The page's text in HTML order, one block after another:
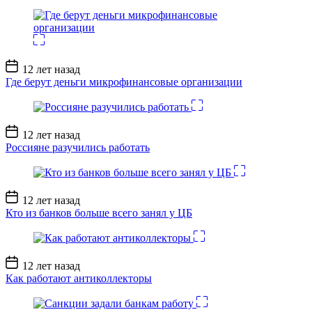
Дата
записи
12 лет назад
Где берут деньги микрофинансовые организации
Дата
записи
12 лет назад
Россияне разучились работать
Дата
записи
12 лет назад
Кто из банков больше всего занял у ЦБ
Дата
записи
12 лет назад
Как работают антиколлекторы